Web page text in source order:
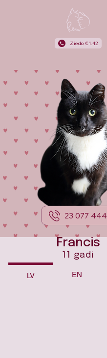
Ziedo €1.42
LV EN
23 077 444
Francis
11 gadi